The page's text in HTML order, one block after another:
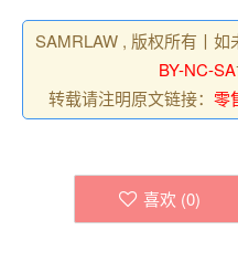
SAMRLAW , 版权所有丨
BY-NC-SA
转载请注明原文链接： 零
喜欢 (0)